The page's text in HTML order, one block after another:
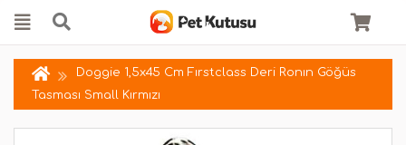
Doggie 1,5x45 Cm Fırstclass Deri Ronın Göğüs
Tasması Small Kırmızı